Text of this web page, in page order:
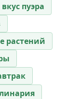
вкус пуэра
растений